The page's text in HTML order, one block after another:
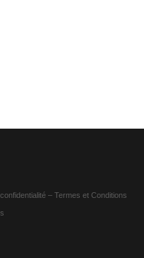
– Termes et Conditions